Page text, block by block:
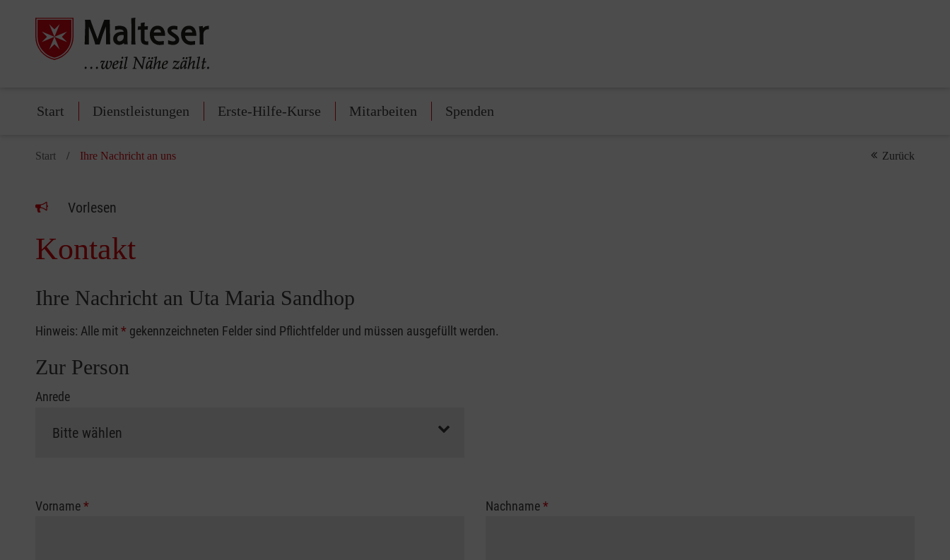
Start Dienstleistungen Erste-Hilfe-Kurse Mitarbeiten Spenden
Start Ihre Nachricht an uns Zurück
Vorlesen
Kontakt
Ihre Nachricht an Uta Maria Sandhop
Hinweis: Alle mit* gekennzeichneten Felder sind Pflichtfelder und müssen ausgefüllt werden.
Zur Person
Anrede
Vorname* Nachname*